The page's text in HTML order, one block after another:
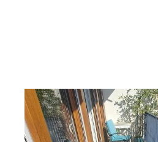
ALENCON 61
72,84 m2, 3 pièces
Ref : 3753